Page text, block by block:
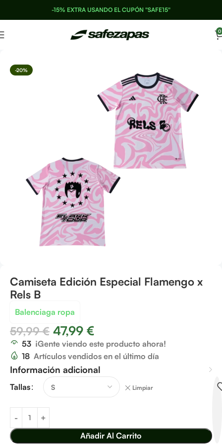
-15% EXTRA USANDO EL CUPÓN "SAFE15"
0
-20%
Camiseta Edición Especial Flamengo x
Rels B
Balenciaga ropa
59,99€ 47,99 €
53 ¡Gente viendo este producto ahora!
18 Artículos vendidos en el último día
Información adicional
Tallas Limpiar
Añadir Al Carrito